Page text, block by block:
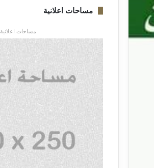
مساحات اعلانية
مساحات اعلانية